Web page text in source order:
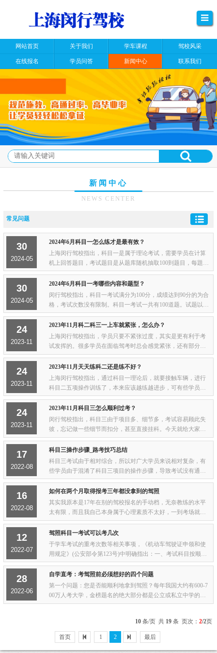
网站首页 关于我们 学车课程 驾校风采
在线报名 学员问答 新闻中心 联系我们
新闻中心
NEWS CENTER
常见问题
30
2024-05
2024年6月科目一怎么练才是最有效？
上海闵行驾校指出，科目一是属于理论考试，需要学员在计算
机上回答题目，考试题目是从题库随机抽取100到题目，每題1
分，90分合格。题目是由选择题和判断题构成，选择或判断完
以后在界面上点击下一题就会确认所选答案...
30
2024-05
2024年6月科目一考哪些内容和题型？
闵行驾校指出，科目一考试满分为100分，成绩达到90分的为合
格，考试次数没有限制。科目一考试一共有100道题。试题以文
字或图片、视频等情景形式表现，题型为判断题、单项选择
题。判断题占40%，单项选择题占60%。科目...
24
2023-11
2023年11月科二科三一上车就紧张，怎么办？
上海闵行驾校指出，学员只要不紧张过度，其实是更有利于考
试发挥的。很多学员在面临驾考时总会感觉紧张，还有部分学
员科目二科目三一上车手脚就抖得厉害，甚至腿抖到影响考试
直接熄火。昨天就有学员向小编咨询了这个...
24
2023-11
2023年11月天天练科二还是练不好？
上海闵行驾校指出，通过科目一理论后，就要接触车辆，进行
科目二五项操作训练了，本来应该越练越进步，可有些学员却
怎么练都练不好…科目二，是一个难点科目，不少学员在此项
目上败下阵来，更有甚者连续考了五次也无...
24
2023-11
2023年11月科目三怎么顺利过考？
闵行驾校指出，科目三由于项目多、细节多，考试容易顾此失
彼，忘记做一些细节而扣分，甚至直接挂科。今天就给大家总
结出科目三16项技巧，难点就在这里，快来看！1、科目三靠边
停车提前减速、考核动作、转向灯时间、多...
17
2022-08
科目三操作步骤_路考技巧总结
科目三考试由于相对综合，所以对广大学员来说相对复杂，有
些学员由于混淆了科目三项目的操作步骤，导致考试没有通
过，在这里，驾驶员考试网为大家总结了科目三的四项基本操
作步骤，分别是上车启动步骤、停车步骤、转...
16
2022-08
如何在两个月取得报考三年都没拿到的驾照
其实我原本是17年在别的驾校报名的手动档，无奈教练的水平
太有限，而且我自己本身属于心理素质不太好，一到考场就极
度紧张，导致一直没有考出来。到了20年马上3年就要过期了，
在朋友的介绍下转到了派学车的驾校继续学...
12
2022-07
驾照科目一考试可以考几次
于学车考试的重考次数等相关事项，《机动车驾驶证申领和使
用规定》(公安部令第123号)中明确指出：一、考试科目按顺
序，考试之前要预约三个科目按顺序分别预约考试，每个科目
预约后可以考试一次、补考一次。不参加补考...
28
2022-06
自学直考：考驾照前必须想好的四个问题
第一个问题：您是否能顺利地拿到驾照？每年我国大约有600-7
00万人考大学，金榜题名的绝大部分都是公立或私立中学的学
生，自学直考上大学的不仅是凤毛麟角，而且他们付出了几倍
10 条/页 共 19 条 页次：2/2页
首页 1 2 最后